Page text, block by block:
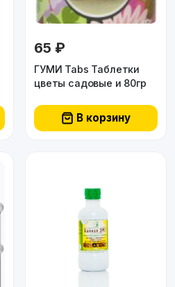
65 ₽
ГУМИ Tabs Таблетки
цветы садовые и 80гр
В корзину